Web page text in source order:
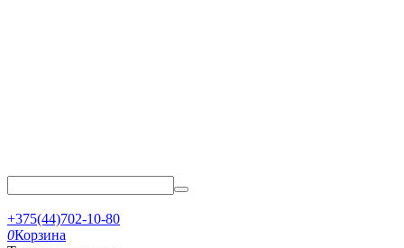
+375(44)702-10-80
0Корзина